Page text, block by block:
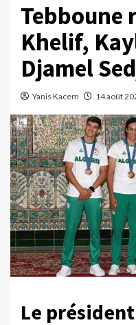
Tebboune
Khelif,
Djamel
Yanis Kacem 14 août
Le